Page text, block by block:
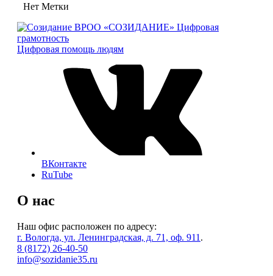
Нет Метки
ВРОО «СОЗИДАНИЕ» Цифровая
грамотность
Цифровая помощь людям
ВКонтакте
RuTube
О нас
Наш офис расположен по адресу:
г. Вологда, ул. Ленинградская, д. 71, оф. 911 .
8 (8172) 26-40-50
info@sozidanie35.ru